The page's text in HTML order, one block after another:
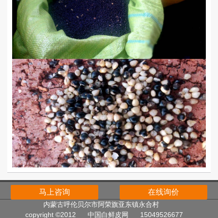
马上咨询 在线询价
注册
返回顶部
内蒙古呼伦贝尔市阿荣旗亚东镇永合村
copyright ©2012
中国白鲜皮网 15049526677